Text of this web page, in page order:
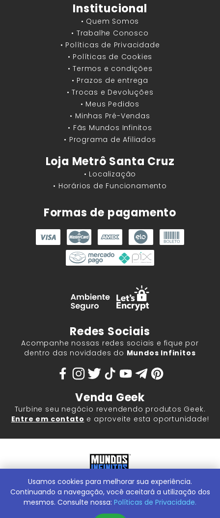
Institucional
• Quem Somos
• Trabalhe Conosco
• Políticas de Privacidade
• Políticas de Cookies
• Termos e condições
• Prazos de entrega
• Trocas e Devoluções
• Meus Pedidos
• Minhas Pré-Vendas
• Fãs Mundos Infinitos
• Programa de Afiliados
Loja Metrô Santa Cruz
• Localização
• Horários de Funcionamento
Formas de pagamento
Redes Sociais
Acompanhe nossas redes sociais e fique por
dentro das novidades do Mundos Infinitos
Venda Geek
Turbine seu negócio revendendo produtos Geek.
Entre em contato e aproveite esta oportunidade!
Mundos Infinitos - Publicações e Geek Store |ContentStuff
Publicações e Assinaturas Ltda. CNPJ - 05.859.917/0001-60.
Conheça nossa Loja Física:Rua Machado Bitencourt, 291 -
Usamos cookies para melhorar sua experiência.
Continuando a navegação, você aceitará a utilização dos
mesmos. Consulte nossa: Políticas de Privacidade.